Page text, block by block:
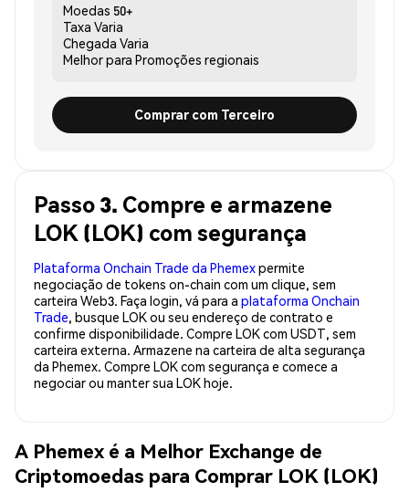
Moedas 50+
Taxa Varia
Chegada Varia
Melhor para Promoções regionais
Comprar com Terceiro
Passo 3. Compre e armazene
LOK (LOK) com segurança
Plataforma Onchain Trade da Phemexpermite
negociação de tokens on-chain com um clique, sem
carteira Web3. Faça login, vá para a plataforma Onchain
Trade, busque LOK ou seu endereço de contrato e
confirme disponibilidade. Compre LOK com USDT, sem
carteira externa. Armazene na carteira de alta segurança
da Phemex. Compre LOK com segurança e comece a
negociar ou manter sua LOK hoje.
A Phemex é a Melhor Exchange de
Criptomoedas para Comprar LOK (LOK)